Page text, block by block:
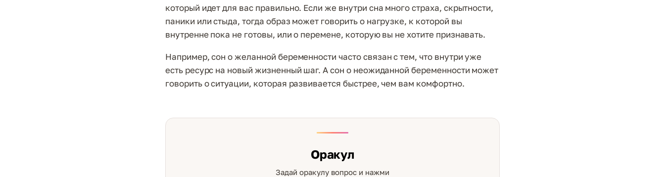
который идет для вас правильно. Если же внутри сна много страха, скрытности,
паники или стыда, тогда образ может говорить о нагрузке, к которой вы
внутренне пока не готовы, или о перемене, которую вы не хотите признавать.
Например, сон о желанной беременности часто связан с тем, что внутри уже
есть ресурс на новый жизненный шаг. А сон о неожиданной беременности может
говорить о ситуации, которая развивается быстрее, чем вам комфортно.
Оракул
Задай оракулу вопрос и нажми